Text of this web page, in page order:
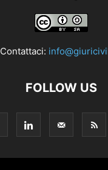
Contattaci:
FOLLOW US